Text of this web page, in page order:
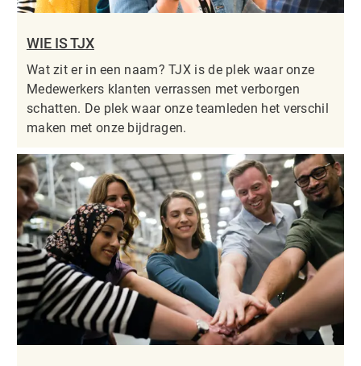
WIE IS TJX
Wat zit er in een naam? TJX is de plek waar onze
Medewerkers klanten verrassen met verborgen
schatten. De plek waar onze teamleden het verschil
maken met onze bijdragen.